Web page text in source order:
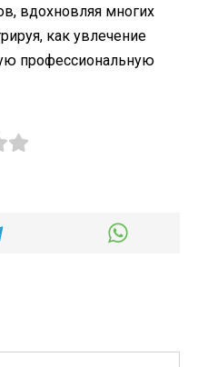
вдохновляя многих
как увлечение
профессиональную